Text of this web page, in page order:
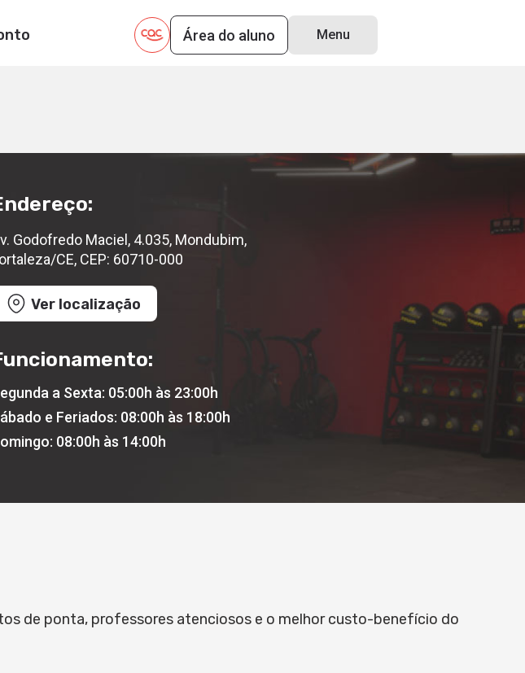
Área do aluno Menu
60710-000
Godofredo Maciel, 4.035, Mondubim,
CE, CEP: 60710-000
Ver localização
a Sexta: 05:00h às 23:00h
e Feriados: 08:00h às 18:00h
08:00h às 14:00h
de ponta, professores atenciosos e o melhor custo-benefício do